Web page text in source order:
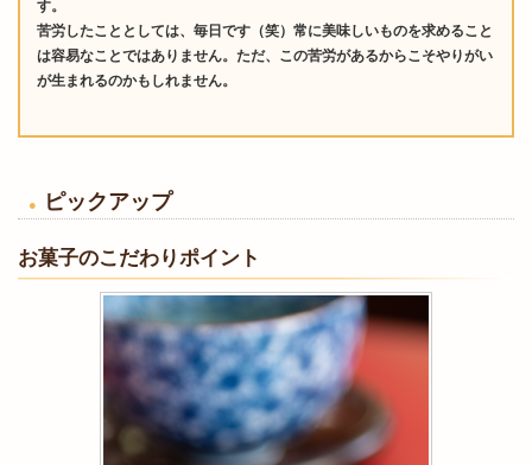
す。
苦労したこととしては、毎日です（笑）常に美味しいものを求めること
は容易なことではありません。ただ、この苦労があるからこそやりがい
が生まれるのかもしれません。
ピックアップ
お菓子のこだわりポイント